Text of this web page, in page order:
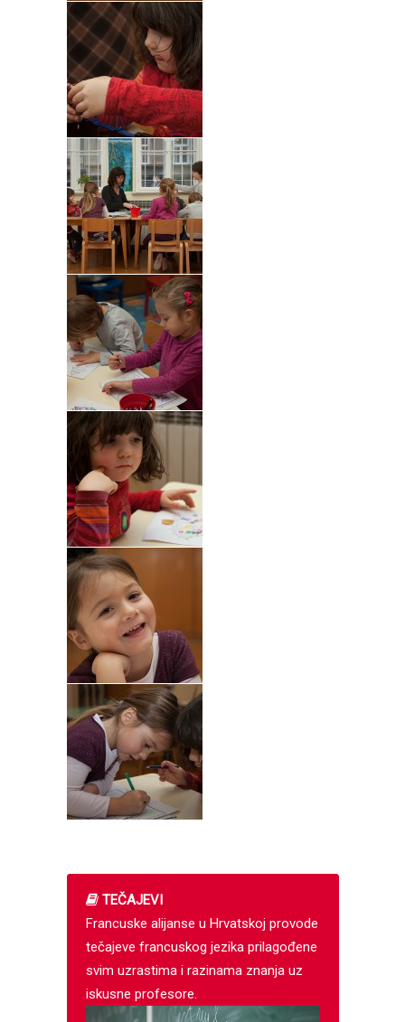
TEČAJEVI
Francuske alijanse u Hrvatskoj provode
tečajeve francuskog jezika prilagođene
svim uzrastima i razinama znanja uz
iskusne profesore.